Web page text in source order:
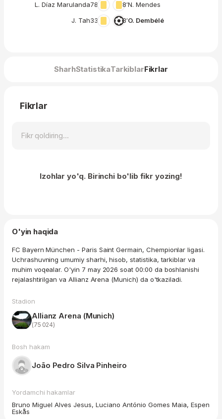
L. Díaz Marulanda78′
J. Tah33′
8′N. Mendes
3′O. Dembélé
SharhStatistikaTarkiblarFikrlar
Fikrlar
Izohlar yo'q. Birinchi bo'lib fikr yozing!
O'yin haqida
FC Bayern München - Paris Saint Germain, Chempionlar ligasi.
Uchrashuvning umumiy sharhi, hisob, statistika, tarkiblar va
muhim voqealar. O'yin 7 may 2026 soat 00:00 da boshlanishi
rejalashtirilgan va Allianz Arena (Munich) da o'tkaziladi.
Stadion
Allianz Arena (Munich)
(75 024)
Bosh hakam
João Pedro Silva Pinheiro
Yordamchi hakamlar
Bruno Miguel Alves Jesus, Luciano António Gomes Maia, Espen
Eskås